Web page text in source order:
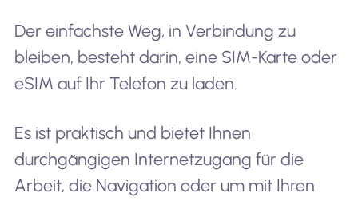
Der einfachste Weg, in Verbindung zu
bleiben, besteht darin, eine SIM-Karte oder
eSIM auf Ihr Telefon zu laden.
Es ist praktisch und bietet Ihnen
durchgängigen Internetzugang für die
Arbeit, die Navigation oder um mit Ihren